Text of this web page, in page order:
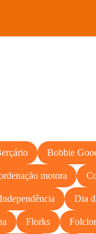
Bobbie
motora
Dia
Florks